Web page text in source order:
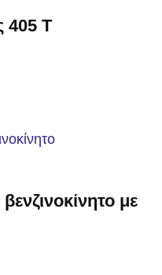
405 Τ
με